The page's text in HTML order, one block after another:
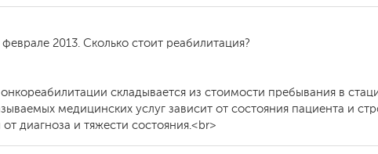
2013. Сколько стоит реабилитация?
складывается из стоимости пребывания в
медицинских услуг зависит от состояния пациента и
диагноза и тяжести состояния.<br>